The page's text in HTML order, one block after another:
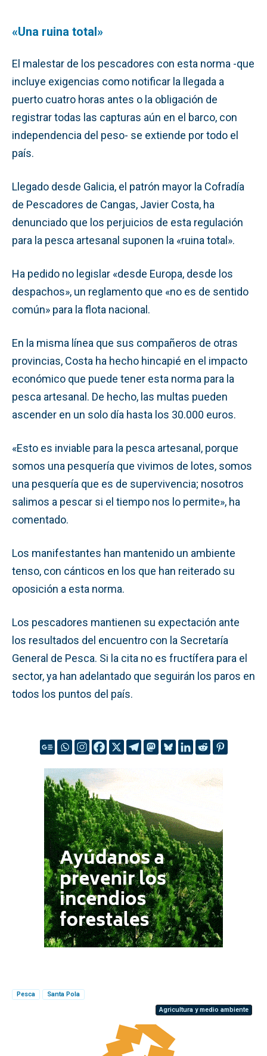
«Una ruina total»
El malestar de los pescadores con esta norma -que
incluye exigencias como notificar la llegada a
puerto cuatro horas antes o la obligación de
registrar todas las capturas aún en el barco, con
independencia del peso- se extiende por todo el
país.
Llegado desde Galicia, el patrón mayor la Cofradía
de Pescadores de Cangas, Javier Costa, ha
denunciado que los perjuicios de esta regulación
para la pesca artesanal suponen la «ruina total».
Ha pedido no legislar «desde Europa, desde los
despachos», un reglamento que «no es de sentido
común» para la flota nacional.
En la misma línea que sus compañeros de otras
provincias, Costa ha hecho hincapié en el impacto
económico que puede tener esta norma para la
pesca artesanal. De hecho, las multas pueden
ascender en un solo día hasta los 30.000 euros.
«Esto es inviable para la pesca artesanal, porque
somos una pesquería que vivimos de lotes, somos
una pesquería que es de supervivencia; nosotros
salimos a pescar si el tiempo nos lo permite», ha
comentado.
Los manifestantes han mantenido un ambiente
tenso, con cánticos en los que han reiterado su
oposición a esta norma.
Los pescadores mantienen su expectación ante
los resultados del encuentro con la Secretaría
General de Pesca. Si la cita no es fructífera para el
sector, ya han adelantado que seguirán los paros en
todos los puntos del país.
Pesca
Santa Pola
Agricultura y medio ambiente